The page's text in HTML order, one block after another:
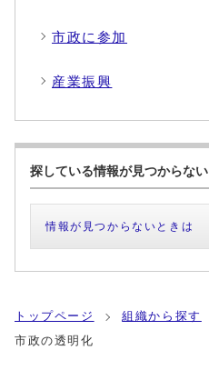
市政に参加
産業振興
探している情報が見つからない
情報が見つからないときは
トップページ 組織から探す
市政の透明化